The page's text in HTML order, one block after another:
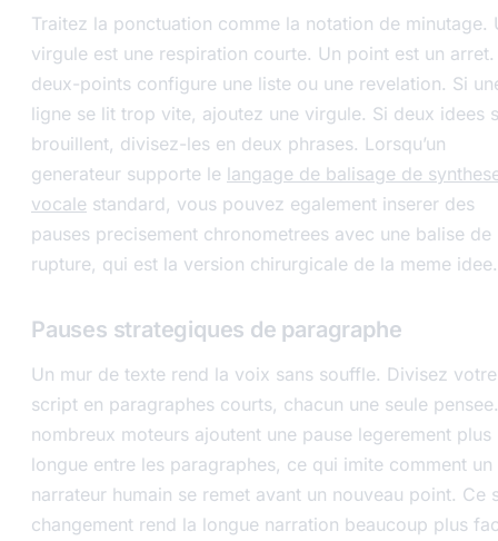
Traitez la ponctuation comme la notation de minutage.
virgule est une respiration courte. Un point est un
deux-points configure une liste ou une revelation. Si
ligne se lit trop vite, ajoutez une virgule. Si deux idees
brouillent, divisez-les en deux phrases. Lorsqu’un
generateur supporte le langage de balisage de
vocale standard, vous pouvez egalement inserer des
pauses precisement chronometrees avec une balise de
rupture, qui est la version chirurgicale de la meme idee.
Pauses strategiques de paragraphe
Un mur de texte rend la voix sans souffle. Divisez votre
script en paragraphes courts, chacun une seule
nombreux moteurs ajoutent une pause legerement plus
longue entre les paragraphes, ce qui imite comment un
narrateur humain se remet avant un nouveau point. Ce
changement rend la longue narration beaucoup plus